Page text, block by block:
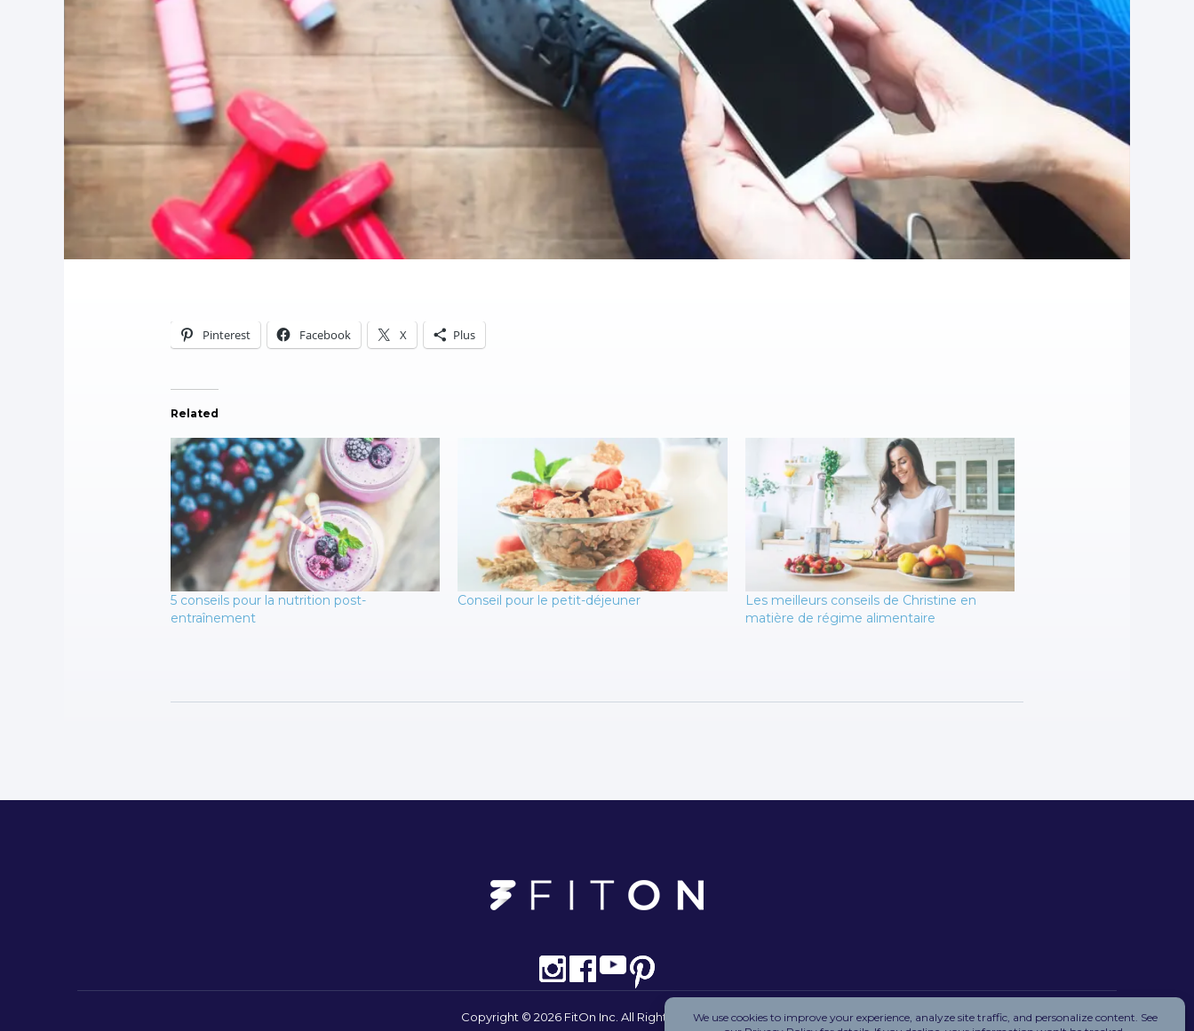
Pinterest Facebook X Plus
Related
5 conseils pour la nutrition post-
entraînement
Conseil pour le petit-déjeuner
Les meilleurs conseils de Christine en
matière de régime alimentaire
Copyright © 2026 FitOn Inc. All Rights Reserved.